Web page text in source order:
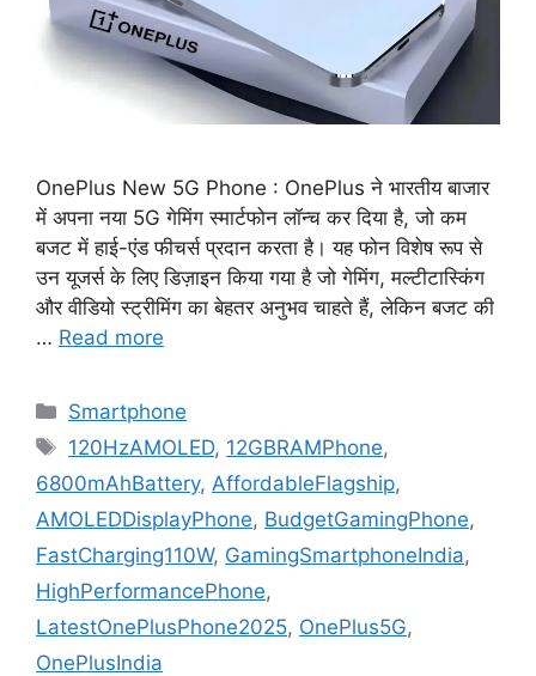
OnePlus New 5G Phone : OnePlus ने भारतीय बाजार
में अपना नया 5G गेमिंग स्मार्टफोन लॉन्च कर दिया है, जो कम
बजट में हाई-एंड फीचर्स प्रदान करता है। यह फोन विशेष रूप से
उन यूजर्स के लिए डिज़ाइन किया गया है जो गेमिंग, मल्टीटास्किंग
और वीडियो स्ट्रीमिंग का बेहतर अनुभव चाहते हैं, लेकिन बजट की
… Read more
Categories
Smartphone
Tags
120HzAMOLED, 12GBRAMPhone,
6800mAhBattery, AffordableFlagship,
AMOLEDDisplayPhone, BudgetGamingPhone,
FastCharging110W, GamingSmartphoneIndia,
HighPerformancePhone,
LatestOnePlusPhone2025, OnePlus5G,
OnePlusIndia